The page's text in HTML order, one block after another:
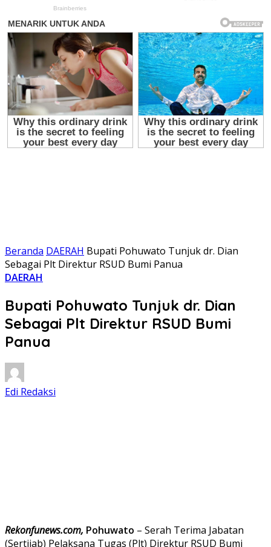
Beranda DAERAH Bupati Pohuwato Tunjuk dr. Dian
Sebagai Plt Direktur RSUD Bumi Panua
DAERAH
Bupati Pohuwato Tunjuk dr. Dian
Sebagai Plt Direktur RSUD Bumi
Panua
Edi Redaksi
Rekonfunews.com, Pohuwato – Serah Terima Jabatan
(Sertijab) Pelaksana Tugas (Plt) Direktur RSUD Bumi